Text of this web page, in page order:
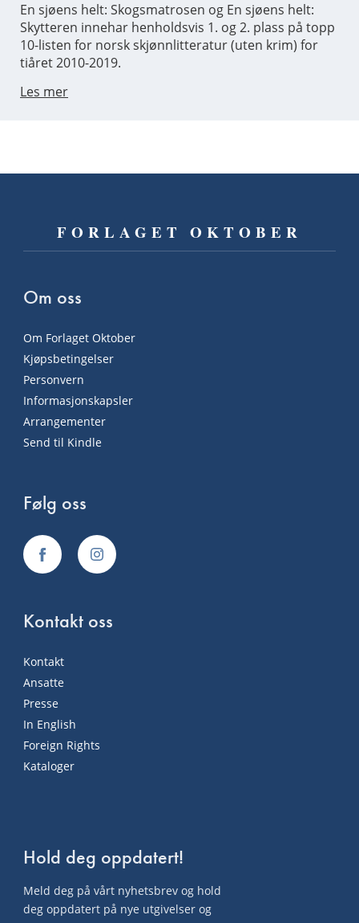
En sjøens helt: Skogsmatrosen og En sjøens helt:
Skytteren innehar henholdsvis 1. og 2. plass på topp
10-listen for norsk skjønnlitteratur (uten krim) for
tiåret 2010-2019.
Les mer
FORLAGET OKTOBER
Om oss
Om Forlaget Oktober
Kjøpsbetingelser
Personvern
Informasjonskapsler
Arrangementer
Send til Kindle
Følg oss
Kontakt oss
Kontakt
Ansatte
Presse
In English
Foreign Rights
Kataloger
Hold deg oppdatert!
Meld deg på vårt nyhetsbrev og hold
deg oppdatert på nye utgivelser og